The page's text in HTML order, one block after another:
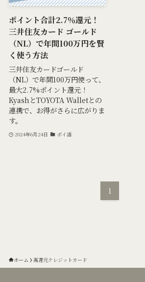
ポイント合計2.7％還元！
三井住友カード ゴールド
（NL）で年間100万円を賢
く使う方法
三井住友カードゴールド
（NL）で年間100万円使って、
最大2.7%ポイント還元！
KyashとTOYOTA Walletとの
連携で、お得がさらに広がりま
す。
2024年6月24日 ポイ活
1
ホーム 高還元クレジットカード